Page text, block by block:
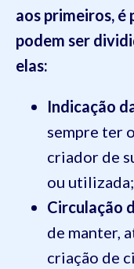
aos primeiros, é
podem ser
elas:
Indicação
sempre ter
criador de
ou utilizada;
Circulação
de manter,
criação de